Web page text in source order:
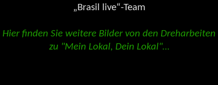
„Brasil live“-Team
Hier finden Sie weitere Bilder von den Dreharbeiten
zu "Mein Lokal, Dein Lokal"…